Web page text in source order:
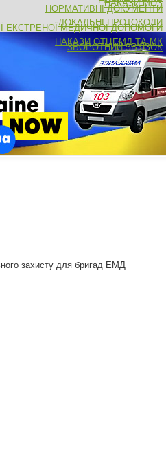
НОРМАТИВНІ ДОКУМЕНТИ
НАКАЗИ МОЗ
ЛОКАЛЬНІ ПРОТОКОЛИ
НАКАЗИ ОТЦЕМД ТА МК
ЕКСТРЕНОЇ МЕДИЧНОЇ ДОПОМОГИ
ЗВОРОТНИЙ ЗВ'ЯЗОК
захисту для бригад ЕМД